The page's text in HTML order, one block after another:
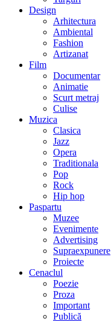
Design
Arhitectura
Ambiental
Fashion
Artizanat
Film
Documentar
Animatie
Scurt metraj
Culise
Muzica
Clasica
Jazz
Opera
Traditionala
Pop
Rock
Hip hop
Paspartu
Muzee
Evenimente
Advertising
Supraexpunere
Proiecte
Cenaclul
Poezie
Proza
Important
Publică